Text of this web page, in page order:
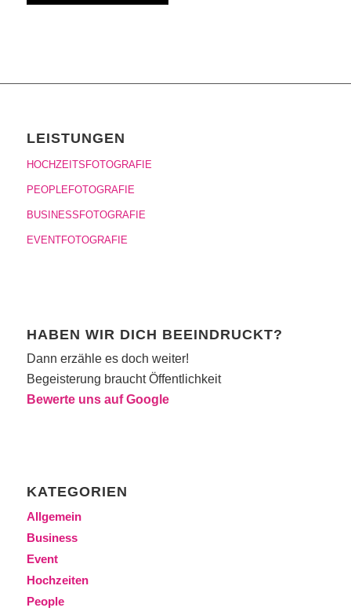
LEISTUNGEN
HOCHZEITSFOTOGRAFIE
PEOPLEFOTOGRAFIE
BUSINESSFOTOGRAFIE
EVENTFOTOGRAFIE
HABEN WIR DICH BEEINDRUCKT?
Dann erzähle es doch weiter!
Begeisterung braucht Öffentlichkeit
Bewerte uns auf Google
KATEGORIEN
Allgemein
Business
Event
Hochzeiten
People